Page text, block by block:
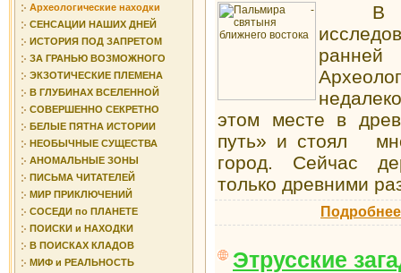
Археологические находки
СЕНСАЦИИ НАШИХ ДНЕЙ
ИСТОРИЯ ПОД ЗАПРЕТОМ
ЗА ГРАНЬЮ ВОЗМОЖНОГО
ЭКЗОТИЧЕСКИЕ ПЛЕМЕНА
В ГЛУБИНАХ ВСЕЛЕННОЙ
СОВЕРШЕННО СЕКРЕТНО
БЕЛЫЕ ПЯТНА ИСТОРИИ
НЕОБЫЧНЫЕ СУЩЕСТВА
АНОМАЛЬНЫЕ ЗОНЫ
ПИСЬМА ЧИТАТЕЛЕЙ
МИР ПРИКЛЮЧЕНИЙ
СОСЕДИ по ПЛАНЕТЕ
ПОИСКИ и НАХОДКИ
В ПОИСКАХ КЛАДОВ
МИФ и РЕАЛЬНОСТЬ
В
этом месте в
путь» и стоял
город. Сейчас
только древними
Этрусские